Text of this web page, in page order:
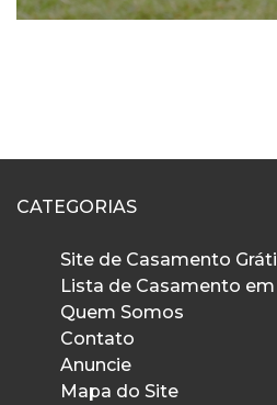
CATEGORIAS
Site de Casamento
Lista de Casamento
Quem Somos
Contato
Anuncie
Mapa do Site